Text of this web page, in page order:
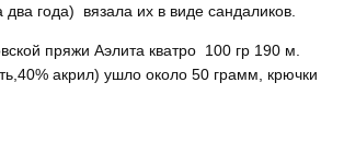
года) вязала их в виде сандаликов.
пряжи Аэлита кватро 100 гр 190 м.
акрил) ушло около 50 грамм, крючки